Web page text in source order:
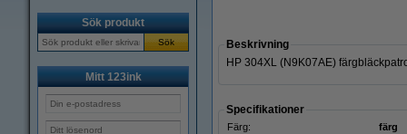
Sök produkt
Sök
Mitt 123ink
Beskrivning
HP 304XL (N9K07AE)
Specifikationer
Färg: färg